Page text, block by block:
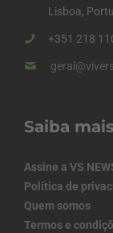
Lisboa,
+351 218
Saiba mais
Assine a VS
Política de
Quem somos
Termos e